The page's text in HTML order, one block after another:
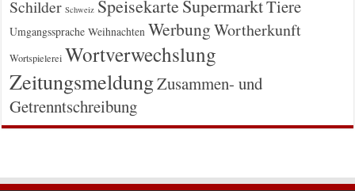
Schilder Schweiz Speisekarte SupermarktTiere
Umgangssprache Weihnachten WerbungWortherkunft
Wortspielerei Wortverwechslung
ZeitungsmeldungZusammen- und
Getrenntschreibung